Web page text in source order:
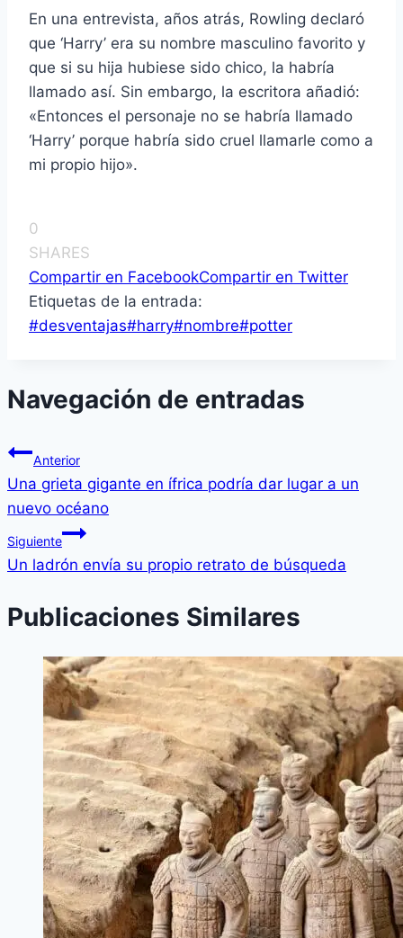
En una entrevista, años atrás, Rowling declaró
que ‘Harry’ era su nombre masculino favorito y
que si su hija hubiese sido chico, la habrí­a
llamado así­. Sin embargo, la escritora añadió:
«Entonces el personaje no se habrí­a llamado
‘Harry’ porque habrí­a sido cruel llamarle como a
mi propio hijo».
0
SHARES
Compartir en FacebookCompartir en Twitter
Etiquetas de la entrada:
#desventajas#harry#nombre#potter
Navegación de entradas
Anterior
Una grieta gigante en ífrica podrí­a dar lugar a un
nuevo océano
Siguiente
Un ladrón enví­a su propio retrato de búsqueda
Publicaciones Similares